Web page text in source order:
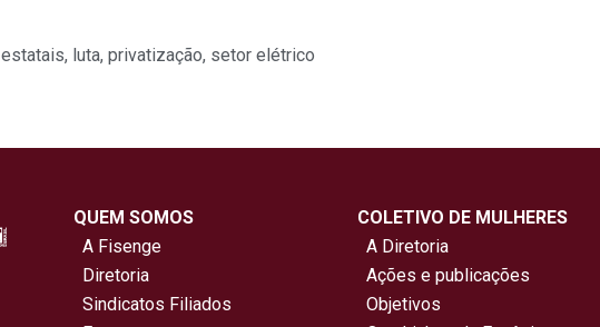
estatais, luta, privatização, setor elétrico
QUEM SOMOS
A Fisenge
Diretoria
Sindicatos Filiados
COLETIVO DE MULHERES
A Diretoria
Ações e publicações
Objetivos